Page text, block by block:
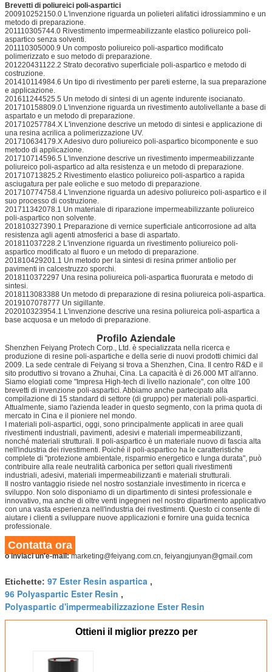
Brevetti di poliureici poli-aspartici
200910252150.0 L'invenzione riguarda un polieteri alifatici idrossiammino e un
metodo di preparazione.
201110305744.0 Rivestimento impermeabilizzante elastico poliureico poli-
aspartico senza solventi.
201110305000.9 Un composto poliureico poli-aspartico modificato
polimerizzato e suo metodo di preparazione.
201220431122.2 Strato decorativo superficiale poli-aspartico e metodo di
costruzione.
201410114984.6 Un tipo di rivestimento per pareti esterne, la sua preparazione
e applicazione.
201611244525.5 Un metodo di sintesi di un agente indurente isocianato.
201710158809.0 L'invenzione riguarda un rivestimento autolivellante a base di
aspartato e un metodo di preparazione.
201710257784.X L'invenzione descrive un metodo di sintesi e applicazione di
una resina acrilica a polimerizzazione UV.
201710634179.X Adesivo duro poliureico poli-aspartico bicomponente e suo
metodo di applicazione.
201710714596.5 L'invenzione descrive un rivestimento impermeabilizzante
poliureico poli-aspartico ad alta resistenza e un metodo di preparazione.
201710713825.2 Rivestimento elastico poliureico poli-aspartico a rapida
asciugatura per pale eoliche e suo metodo di preparazione.
201710774758.4 L'invenzione riguarda un adesivo poliureico poli-aspartico e il
suo processo di costruzione.
201711342078.1 Un materiale di riparazione impermeabilizzante poliureico
poli-aspartico non solvente.
201810327390.1 Preparazione di vernice superficiale anticorrosione ad alta
resistenza agli agenti atmosferici a base di aspartato.
201811037228.2 L'invenzione riguarda un rivestimento poliureico poli-
aspartico modificato al fluoro e un metodo di preparazione.
201810429201.1 Un metodo per la sintesi di resina primer antiolio per
pavimenti in calcestruzzo sporchi.
2018110372297 Una resina poliureica poli-aspartica fluorurata e metodo di
sintesi.
2018113083388 Un metodo di preparazione di resina poliureica poli-aspartica.
2019107078777 Un sigillante.
202010323954.1 L'invenzione descrive una resina poliureica poli-aspartica a
base acquosa e un metodo di preparazione.
Profilo Aziendale
Shenzhen Feiyang Protech Corp., Ltd. è specializzata nella ricerca e
produzione di resine poli-aspartiche e della serie di nuovi prodotti chimici dal
2009. La sede centrale di Feiyang si trova a Shenzhen, Cina. Il centro R&D e il
sito produttivo si trovano a Zhuhai, Cina. La capacità è di 26.000 MT all'anno.
Siamo elogiati come "Impresa High-tech di livello nazionale", con oltre 100
brevetti di invenzione poli-aspartici. Abbiamo anche partecipato alla
compilazione di 15 standard di settore (di gruppo) per materiali poli-aspartici.
Attualmente, siamo l'azienda leader in questo segmento, con la prima quota di
mercato in Cina e il pioniere nel mondo.
I materiali poli-aspartici, oggi, sono principalmente applicati in aree quali
rivestimenti industriali, pavimenti, adesivi e materiali impermeabilizzanti,
nonché materiali strutturali. Il poli-aspartico è un materiale nuovo di fascia alta
nell'industria dei rivestimenti. Poiché il poli-aspartico ha le caratteristiche
complete di "protezione ambientale, risparmio energetico e lunga durata", può
contribuire alla reale neutralità carbonica per settori quali rivestimenti
industriali, adesivi, materiali impermeabilizzanti e materiali strutturali.
Il nostro vantaggio risiede nel nostro sostanziale investimento in ricerca e
sviluppo. Non solo disponiamo di un dipartimento di sintesi professionale e
innovativo, ma anche di oltre venti ingegneri nel nostro dipartimento applicativo
con una vasta esperienza nell'industria dei rivestimenti. Questo ci consente di
aiutare i clienti a sviluppare nuove applicazioni e fornire una guida tecnica
professionale.
Contatta ora
o inviaci un'e-mail:marketing@feiyang.com.cn, feiyangjunyan@gmail.com
Etichette: 97 Ester Resin aspartica ,
96 Polyaspartic Ester Resin ,
Polyaspartic d'impermeabilizzazione Ester Resin
Ottieni il miglior prezzo per